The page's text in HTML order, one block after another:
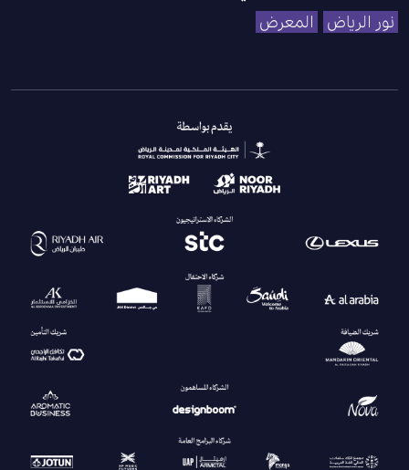
نور الرياض
المعرض